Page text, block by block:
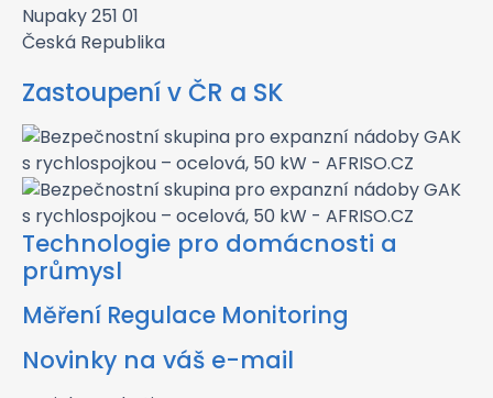
Nupaky 251 01
Česká Republika
Zastoupení v ČR a SK
Technologie pro domácnosti a
průmysl
Měření Regulace Monitoring
Novinky na váš e-mail